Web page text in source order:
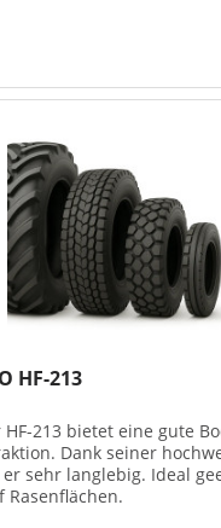
HF-213
HF-213 bietet eine gute
Dank seiner
sehr langlebig. Ideal
Rasenflächen.